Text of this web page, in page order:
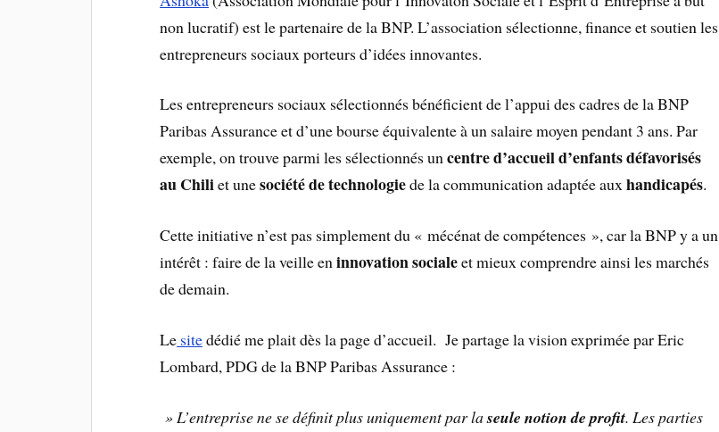
non lucratif) est le partenaire de la BNP. L’association sélectionne, finance et soutien les
entrepreneurs sociaux porteurs d’idées innovantes.
Les entrepreneurs sociaux sélectionnés bénéficient de l’appui des cadres de la BNP
Paribas Assurance et d’une bourse équivalente à un salaire moyen pendant 3 ans. Par
exemple, on trouve parmi les sélectionnés uncentre d’accueil d’enfants défavorisés
au Chiliet unesociété de technologiede la communication adaptée auxhandicapés.
Cette initiative n’est pas simplement du « mécénat de compétences », car la BNP y a un
intérêt : faire de la veille eninnovation socialeet mieux comprendre ainsi les marchés
de demain.
Le sitedédié me plait dès la page d’accueil. Je partage la vision exprimée par Eric
Lombard, PDG de la BNP Paribas Assurance :
» L’entreprise ne se définit plus uniquement par laseule notion de profit. Les parties